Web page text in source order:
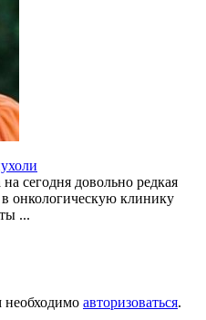
сегодня довольно редкая
онкологическую клинику
...
необходимо авторизоваться.